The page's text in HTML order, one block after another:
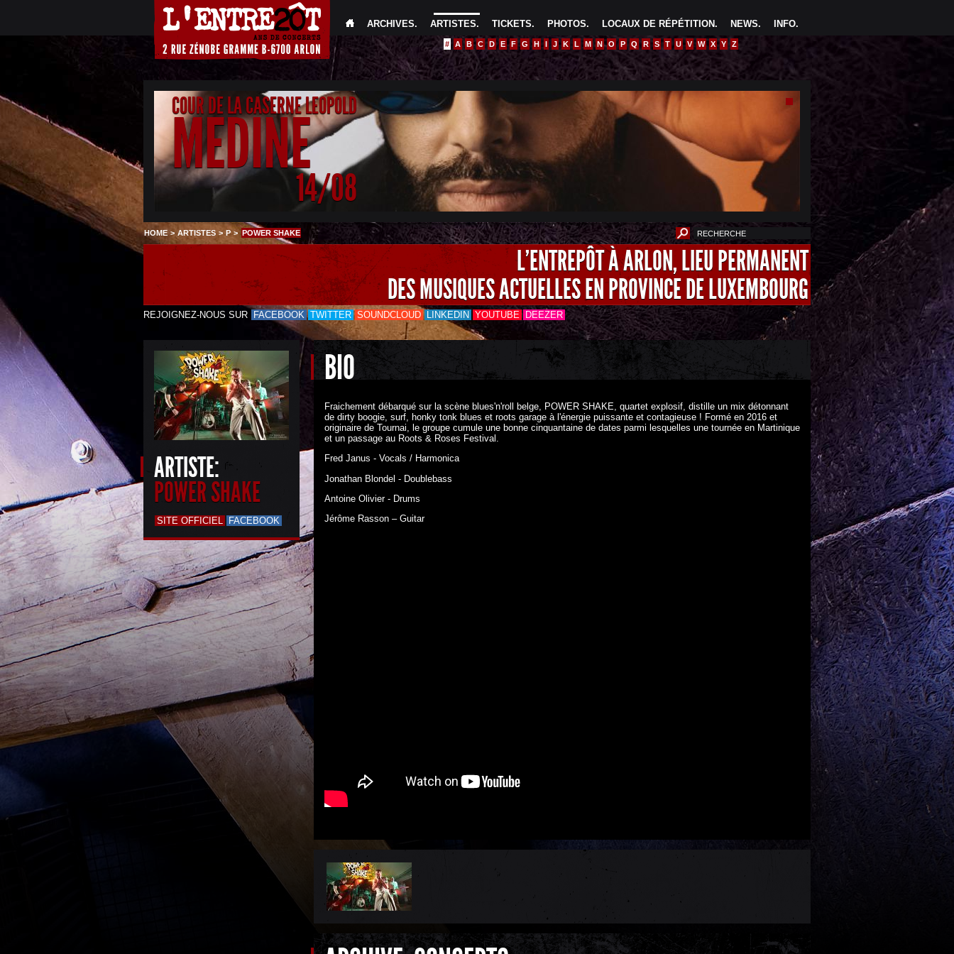
INFO.
NEWS.
LOCAUX DE RÉPÉTITION.
PHOTOS.
TICKETS.
ARTISTES.
ARCHIVES.
# A B C D E F G H I J K L M N O P Q R S T U V W X Y Z
COUR DE LA CASERNE LEOPOLD
MEDINE
14/08
HOME > ARTISTES > P > POWER SHAKE
L'ENTREPÔT À ARLON, LIEU PERMANENT
DES MUSIQUES ACTUELLES EN PROVINCE DE LUXEMBOURG
REJOIGNEZ-NOUS SUR FACEBOOK TWITTER SOUNDCLOUD LINKEDIN YOUTUBE DEEZER
ARTISTE:
POWER SHAKE
SITE OFFICIEL FACEBOOK
BIO
Fraichement débarqué sur la scène blues'n'roll belge, POWER SHAKE, quartet explosif, distille un mix détonnant
de dirty boogie, surf, honky tonk blues et roots garage à l'énergie puissante et contagieuse ! Formé en 2016 et
originaire de Tournai, le groupe cumule une bonne cinquantaine de dates parmi lesquelles une tournée en Martinique
et un passage au Roots & Roses Festival.
Fred Janus - Vocals / Harmonica
Jonathan Blondel - Doublebass
Antoine Olivier - Drums
Jérôme Rasson – Guitar